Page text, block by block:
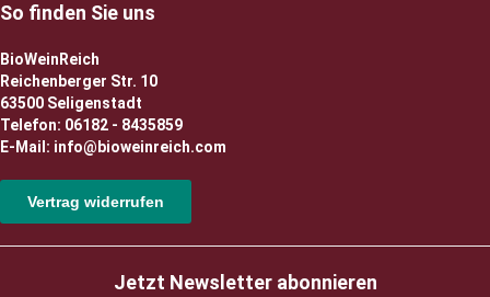
So finden Sie uns
BioWeinReich
Reichenberger Str. 10
63500 Seligenstadt
Telefon: 06182 - 8435859
E-Mail: info@bioweinreich.com
Vertrag widerrufen
Jetzt Newsletter abonnieren